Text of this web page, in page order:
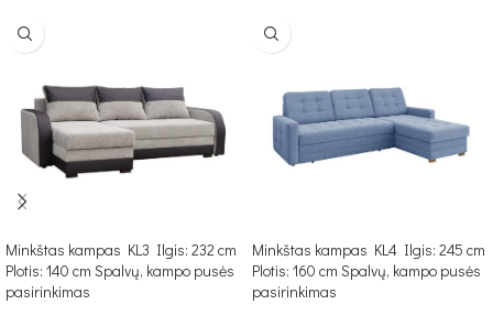
Minkštas kampas KL3 Ilgis: 232 cm
Plotis: 140 cm Spalvų, kampo pusės
pasirinkimas
Minkštas kampas KL4 Ilgis: 245 cm
Plotis: 160 cm Spalvų, kampo pusės
pasirinkimas